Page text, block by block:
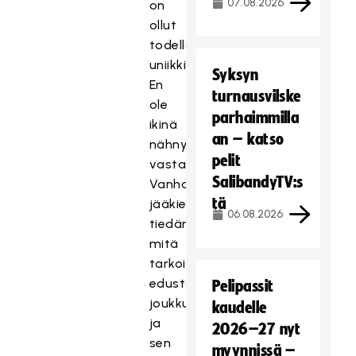
on
ollut
todella
uniikki.
En
ole
ikinä
nähnyt
vastaavaa.
Vanhana
jääkiekkoilijana
tiedän,
mitä
tarkoittaa
edustaa
joukkuetta
ja
sen
07.08.2026
Syksyn
turnausvilske
parhaimmilla
an – katso
pelit
SalibandyTV:s
tä
06.08.2026
Pelipassit
kaudelle
2026–27 nyt
myynnissä –